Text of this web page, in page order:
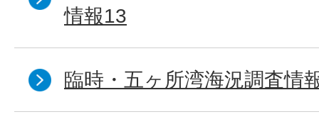
情報13
臨時・五ヶ所湾海況調査情